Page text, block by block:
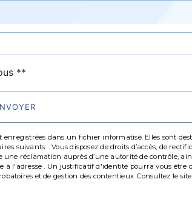
**
dans un fichier informatisé. Elles sont
suivants: . Vous disposez de droits d’accès, de
réclamation auprès d’une autorité de contrôle,
à l'adresse . Un justificatif d'identité pourra vous être
et de gestion des contentieux. Consultez le